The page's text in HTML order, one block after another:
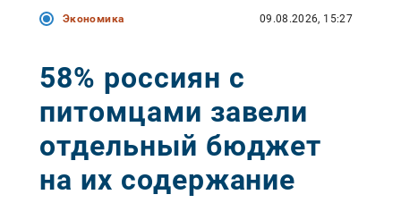
Экономика 09.08.2026, 15:27
58% россиян с
питомцами завели
отдельный бюджет
на их содержание